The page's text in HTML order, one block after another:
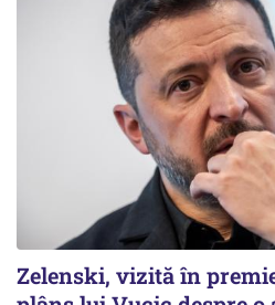
Zelenski, vizită în